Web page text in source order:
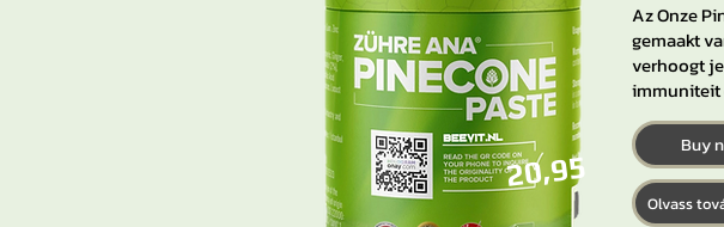
20,95
Az Onze
gemaakt
verhoogt
immuniteit
Buy
Olvass